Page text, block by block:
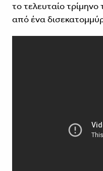
το τελευταίο
από ένα